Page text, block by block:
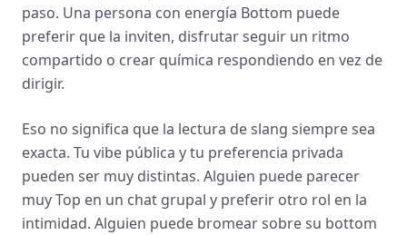
paso. Una persona con energía Bottom puede
preferir que la inviten, disfrutar seguir un ritmo
compartido o crear química respondiendo en vez de
dirigir.
Eso no significa que la lectura de slang siempre sea
exacta. Tu vibe pública y tu preferencia privada
pueden ser muy distintas. Alguien puede parecer
muy Top en un chat grupal y preferir otro rol en la
intimidad. Alguien puede bromear sobre su bottom